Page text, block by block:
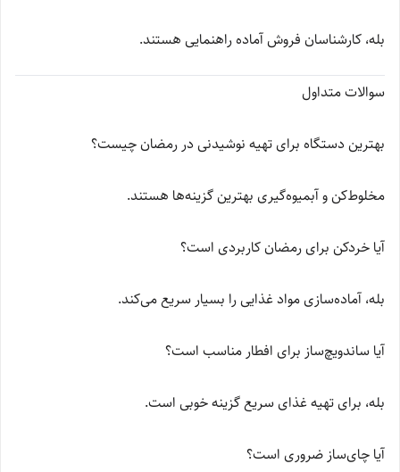
بله، کارشناسان فروش آماده راهنمایی هستند.
سوالات متداول
بهترین دستگاه برای تهیه نوشیدنی در رمضان چیست؟
مخلوط‌کن و آبمیوه‌گیری بهترین گزینه‌ها هستند.
آیا خردکن برای رمضان کاربردی است؟
بله، آماده‌سازی مواد غذایی را بسیار سریع می‌کند.
آیا ساندویچ‌ساز برای افطار مناسب است؟
بله، برای تهیه غذای سریع گزینه خوبی است.
آیا چای‌ساز ضروری است؟